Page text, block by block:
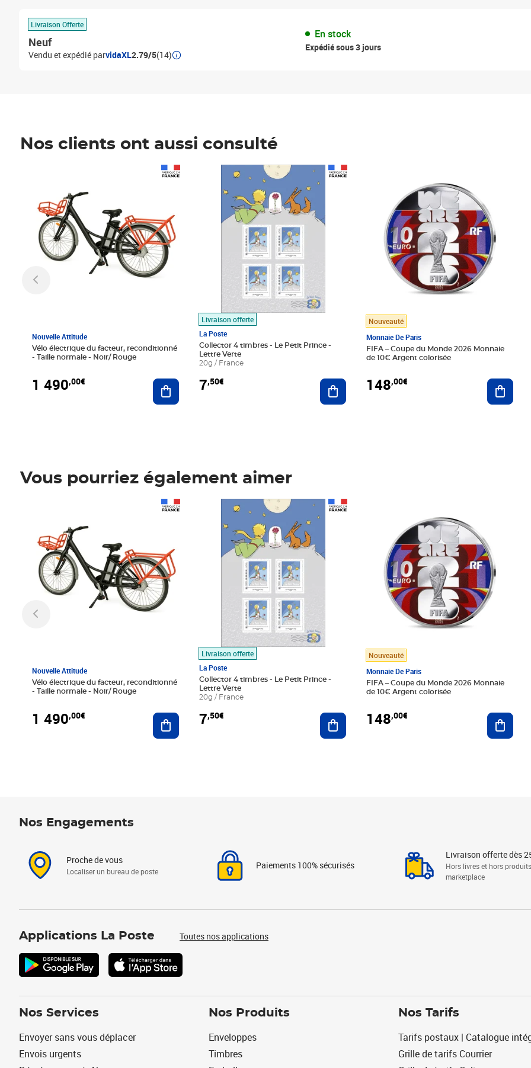
Livraison Offerte
Neuf
Vendu et expédié parvidaXL2.79/5(14)
En stock
Expédié sous 3 jours
Nos clients ont aussi consulté
Nouvelle Attitude
Vélo électrique du facteur, reconditionné
- Taille normale - Noir/ Rouge
1 490,00€ Ajouter au panier
Livraison offerte
La Poste
Collector 4 timbres - Le Petit Prince -
Lettre Verte
20g / France
7,50€
Prix 7,50€
Ajouter au panier
Nouveauté
Monnaie De Paris
FIFA – Coupe du Monde 2026 Monnaie
de 10€ Argent colorisée
148,00€
Vous pourriez également aimer
Nouvelle Attitude
Vélo électrique du facteur, reconditionné
- Taille normale - Noir/ Rouge
1 490,00€ Ajouter au panier
Livraison offerte
La Poste
Collector 4 timbres - Le Petit Prince -
Lettre Verte
20g / France
7,50€
Prix 7,50€
Ajouter au panier
Nouveauté
Monnaie De Paris
FIFA – Coupe du Monde 2026 Monnaie
de 10€ Argent colorisée
148,00€
Nos Engagements
Proche de vous
Localiser un bureau de poste
Paiements 100% sécurisés
Livraison offerte dès
Hors livres et hors produits
marketplace
Applications La Poste Toutes nos applications
Nos Services
Envoyer sans vous déplacer
Envois urgents
Nos Produits
Enveloppes
Timbres
Nos Tarifs
Tarifs postaux | Catalogue
Grille de tarifs Courrier